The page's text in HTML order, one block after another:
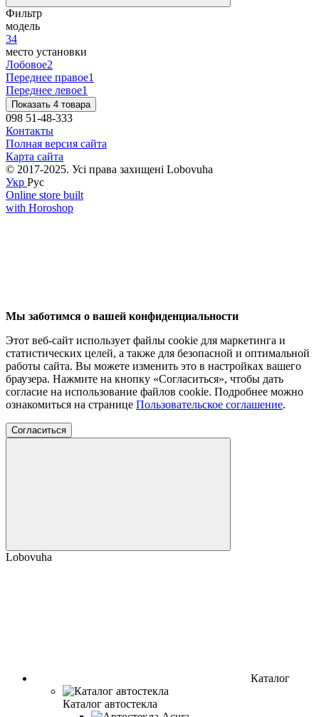
Фильтр
модель
34
место установки
Лобовое2
Переднее правое1
Переднее левое1
Показать 4 товара
098 51-48-333
Контакты
Полная версия сайта
Карта сайта
© 2017-2025. Усі права захищені Lobovuha
Укр Рус
Online store built
with Horoshop
Мы заботимся о вашей конфиденциальности
Этот веб-сайт использует файлы cookie для маркетинга и
статистических целей, а также для безопасной и оптимальной
работы сайта. Вы можете изменить это в настройках вашего
браузера. Нажмите на кнопку «Согласиться», чтобы дать
согласие на использование файлов cookie. Подробнее можно
ознакомиться на странице Пользовательское соглашение.
Согласиться
Lobovuha
Каталог
Каталог автостекла